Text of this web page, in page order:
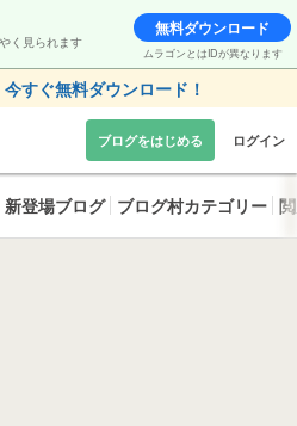
く見られます
無料ダウンロード
ムラゴンとはIDが異なります
すぐ無料ダウンロード！
ブログをはじめる ログイン
新登場ブログ ブログ村カテゴリー